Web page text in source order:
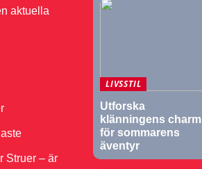
aktuella
Struer – är
LIVSSTIL
Utforska
klänningens charm
för sommarens
äventyr